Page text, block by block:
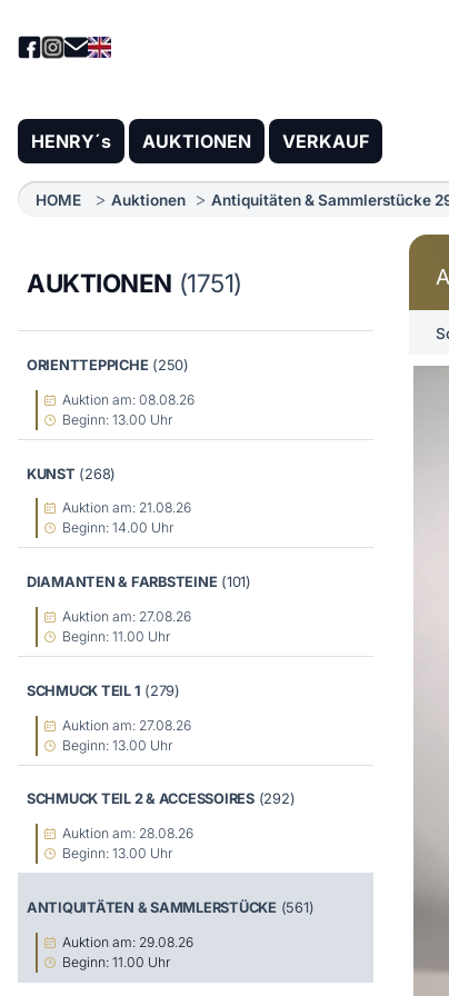
HENRY´s AUKTIONEN VERKAUF
HOME Auktionen Antiquitäten & Sammlerstücke
AUKTIONEN (1751)
ORIENTTEPPICHE (250)
Auktion am: 08.08.26
Beginn: 13.00 Uhr
KUNST (268)
Auktion am: 21.08.26
Beginn: 14.00 Uhr
DIAMANTEN & FARBSTEINE (101)
Auktion am: 27.08.26
Beginn: 11.00 Uhr
SCHMUCK TEIL 1 (279)
Auktion am: 27.08.26
Beginn: 13.00 Uhr
SCHMUCK TEIL 2 & ACCESSOIRES(292)
Auktion am: 28.08.26
Beginn: 13.00 Uhr
ANTIQUITÄTEN & SAMMLERSTÜCKE (561)
Auktion am: 29.08.26
Beginn: 11.00 Uhr